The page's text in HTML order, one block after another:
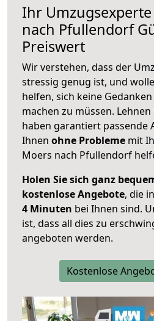
Ihr
nach Pfullendorf
Preiswert
Wir verstehen, dass der
stressig genug ist, und
helfen, sich keine
machen zu müssen.
haben garantiert passende
Ihnen ohne Probleme mit
Moers nach Pfullendorf
Holen Sie sich ganz
kostenlose Angebote, die
4 Minuten bei Ihnen sind.
ist, dass all dies zu
angeboten werden.
Kostenlose